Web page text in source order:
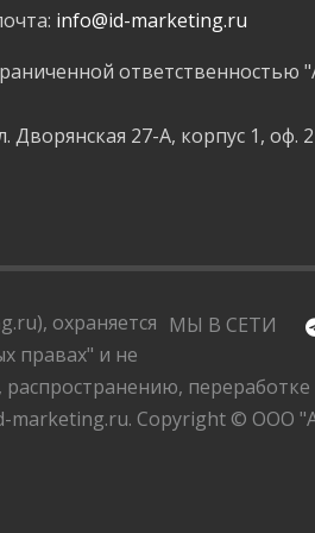
info@id-marketing.ru
ответственностью
Дворянская 27-А, корпус 1, оф.
МЫ В СЕТИ
охраняется
правах" и не
переработке
marketing.ru. Copyright © ООО